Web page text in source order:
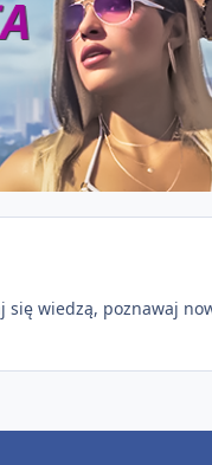
się wiedzą, poznawaj